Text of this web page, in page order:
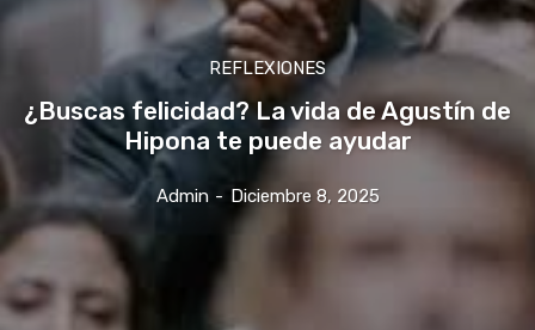
REFLEXIONES
¿Buscas felicidad? La vida de Agustín de
Hipona te puede ayudar
Admin - Diciembre 8, 2025